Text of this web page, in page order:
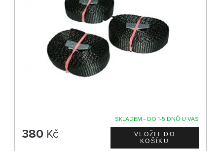
SKLADEM - DO 1-5 DNŮ U VÁS
380 Kč